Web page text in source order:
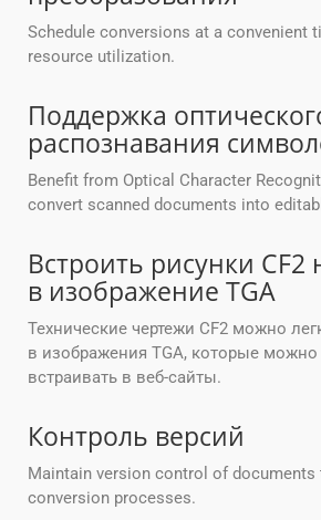
Schedule conversions at a convenient
resource utilization.
Поддержка
распознавания
Benefit from Optical Character
convert scanned documents into
Встроить рисунки CF2
в изображение TGA
Технические чертежи CF2 можно
в изображения TGA, которые
встраивать в веб-сайты.
Контроль версий
Maintain version control of documents
conversion processes.